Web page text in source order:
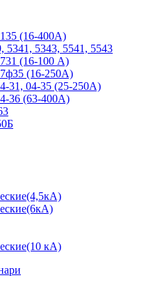
(16-400А)
5341, 5343, 5541, 5543
(16-100 А)
(16-250А)
31, 04-35 (25-250А)
36 (63-400А)
кА)